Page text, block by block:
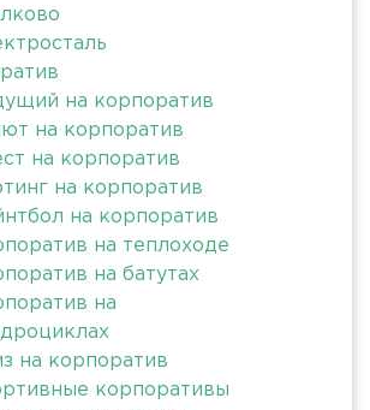
на корпоратив
на корпоратив
на корпоратив
на корпоратив
на корпоратив
на теплоходе
на батутах
на
на корпоратив
корпоративы